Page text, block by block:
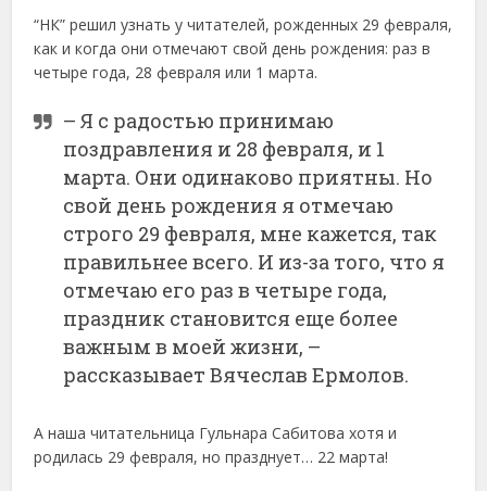
“НК” решил узнать у читателей, рожденных 29 февраля,
как и когда они отмечают свой день рождения: раз в
четыре года, 28 февраля или 1 марта.
– Я с радостью принимаю
поздравления и 28 февраля, и 1
марта. Они одинаково приятны. Но
свой день рождения я отмечаю
строго 29 февраля, мне кажется, так
правильнее всего. И из-за того, что я
отмечаю его раз в четыре года,
праздник становится еще более
важным в моей жизни, –
рассказывает Вячеслав Ермолов.
А наша читательница Гульнара Сабитова хотя и
родилась 29 февраля, но празднует… 22 марта!